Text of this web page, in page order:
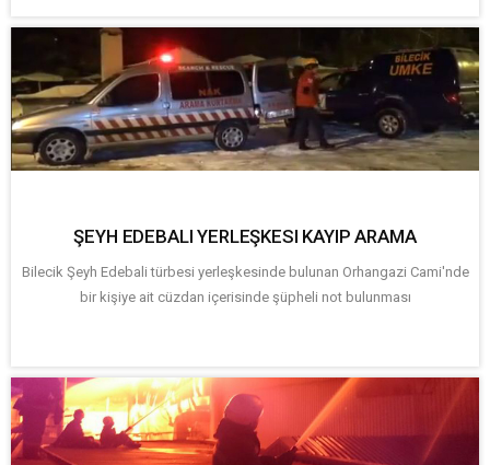
ŞEYH EDEBALI YERLEŞKESI KAYIP ARAMA
Bilecik Şeyh Edebali türbesi yerleşkesinde bulunan Orhangazi Cami'nde
bir kişiye ait cüzdan içerisinde şüpheli not bulunması